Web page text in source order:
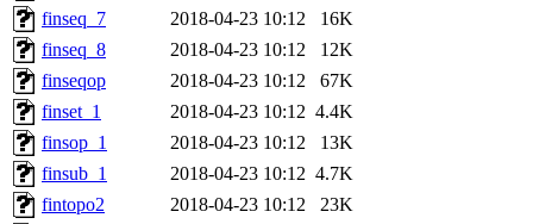
finseq_7
2018-04-23 10:12
16K
finseq_8
2018-04-23 10:12
12K
finseqop
2018-04-23 10:12
67K
finset_1
2018-04-23 10:12 4.4K
finsop_1
2018-04-23 10:12
13K
finsub_1
2018-04-23 10:12 4.7K
fintopo2
2018-04-23 10:12
23K